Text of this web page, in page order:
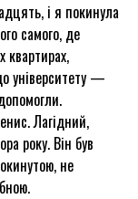
і я покинула
самого, де
квартирах,
університету —
Лагідний,
року. Він був
не